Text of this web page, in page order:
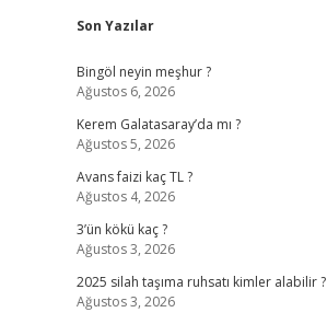
Sidebar
Son Yazılar
Bingöl neyin meşhur ?
Ağustos 6, 2026
Kerem Galatasaray’da mı ?
Ağustos 5, 2026
Avans faizi kaç TL ?
Ağustos 4, 2026
3’ün kökü kaç ?
Ağustos 3, 2026
2025 silah taşıma ruhsatı kimler alabilir ?
Ağustos 3, 2026